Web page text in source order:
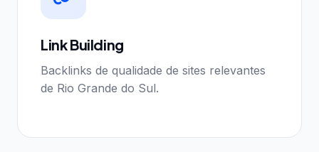
Link Building
Backlinks de qualidade de sites relevantes
de Rio Grande do Sul.